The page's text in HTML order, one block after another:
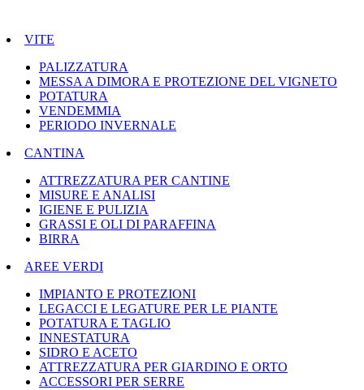
VITE
PALIZZATURA
MESSA A DIMORA E PROTEZIONE DEL VIGNETO
POTATURA
VENDEMMIA
PERIODO INVERNALE
CANTINA
ATTREZZATURA PER CANTINE
MISURE E ANALISI
IGIENE E PULIZIA
GRASSI E OLI DI PARAFFINA
BIRRA
AREE VERDI
IMPIANTO E PROTEZIONI
LEGACCI E LEGATURE PER LE PIANTE
POTATURA E TAGLIO
INNESTATURA
SIDRO E ACETO
ATTREZZATURA PER GIARDINO E ORTO
ACCESSORI PER SERRE